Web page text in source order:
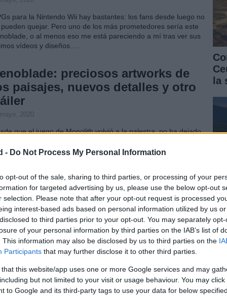
- Do Not Process My Personal Information
opt-out of the sale, sharing to third parties, or processing of your
for targeted advertising by us, please use the below opt-out
selection. Please note that after your opt-out request is processed
interest-based ads based on personal information utilized by us
to third parties prior to your opt-out. You may separately
of your personal information by third parties on the IAB’s list of
This information may also be disclosed by us to third parties on the
Participants that may further disclose it to other third parties.
that this website/app uses one or more Google services and may
but not limited to your visit or usage behaviour. You may
to Google and its third-party tags to use your data for below
para la Nintendo Wii hay bastantes: los fans desde luego no
quejar. Pero uno de los más prometedores sería este
o al menos eso me está pareciendo a mí tras ver sus
vídeos y diseños.…
preciosos artworks de
paisajes, nuevos detalles y otro
2020
que el juego de Monolith volvió a la palestra, no ha dejado
de dar a conocer un título prometedor en el catálogo de…
nuevo tráiler ingame,
y carátula japonesa
2020
nos acaba el chollo de ir descubriendo todos los entresijos de
La campaña intensiva de promoción está llegando a
fin con este nuevo tráiler ingame, la galería de imágenes y la
sorprendente carátula japonesa. No os…
más imágenes con sus
y nuevo vídeo ingame
la